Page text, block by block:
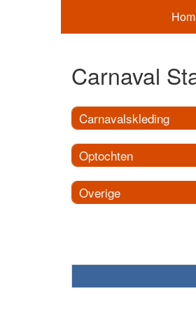
Carnaval
Carnavalskleding
Optochten
Overige